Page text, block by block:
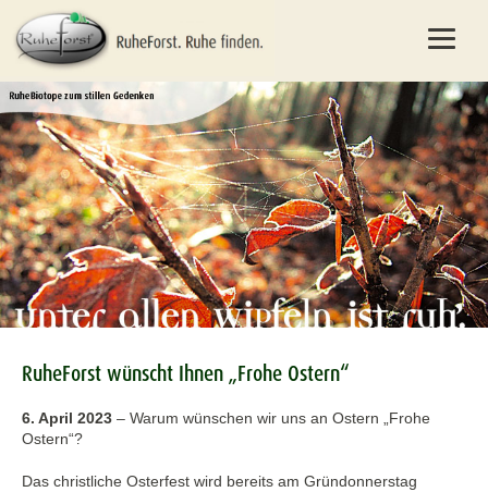
RuheForst wünscht Ihnen „Frohe Ostern“
6. April 2023 – Warum wünschen wir uns an Ostern „Frohe
Ostern“?
Das christliche Osterfest wird bereits am Gründonnerstag